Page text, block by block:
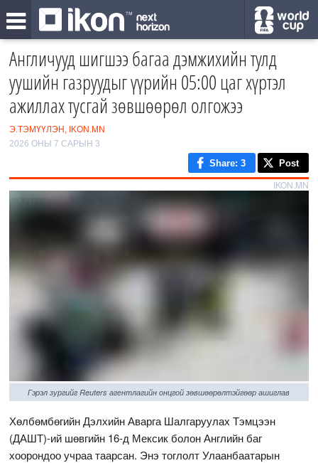
Англичууд шигшээ багаа дэмжихийн тулд
уушийн газруудыг үүрийн 05:00 цаг хүртэл
ажиллах тусгай зөвшөөрөл олгожээ
Э.ТЭМҮҮЛЭН, IKON.MN
2026 ОНЫ 7 САРЫН 3
Share: 3 Post
IKON.MN
Гэрэл зургийг Reuters агентлагийн онцгой зөвшөөрөлтэйгөөр ашиглав
Хөлбөмбөгийн Дэлхийн Аварга Шалгаруулах Тэмцээн
(ДАШТ)-ий шөвгийн 16-д Мексик болон Английн баг
хоорондоо учраа таарсан. Энэ тоглолт Улаанбаатарын